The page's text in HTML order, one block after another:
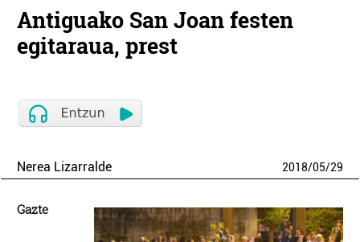
Antiguako San Joan festen
egitaraua, prest
Nerea Lizarralde 2018/05/29
Gazte